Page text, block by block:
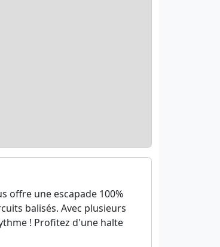
offre une escapade 100%
balisés. Avec plusieurs
! Profitez d'une halte